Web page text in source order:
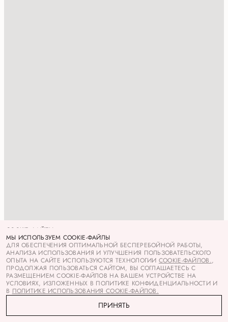
COOKIE ФАЙЛЫ
НАЖИМАЯ КНОПКУ «ПРИНИМАЮ», ВЫ ДАЕТЕ
ОБРАБОТКУ ВАШИХ ПЕРСОНАЛЬНЫХ ДАННЫХ, СОБИРАЕМЫХ С
ПОМОЩЬЮ ФАЙЛОВ COOKIE И СЕРВИСОВ СБОРА ТЕХНИЧЕСКИХ
ДАННЫХ ПОСЕТИТЕЛЕЙ, С ЦЕЛЬЮ ПРОДВИЖЕНИЯ ТОВАРОВ, РАБОТ,
УСЛУГ НА РЫНКЕ (А ИМЕННО: АДМИНИСТРИРОВАНИЯ И
УЛУЧШЕНИЯ САЙТА). ВЫ МОЖЕТЕ ЗАПРЕТИТЬ СОХРАНЕНИЕ ФАЙЛОВ
COOKIE В НАСТРОЙКАХ ВАШЕГО БРАУЗЕРА.ПОЛИТИКА В
ОТНОШЕНИИ ОБРАБОТКИ ПЕРСОНАЛЬНЫХ ДАННЫХ
ПРИНЯТЬ
МЫ ИСПОЛЬЗУЕМ COOKIE-ФАЙЛЫ
ДЛЯ ОБЕСПЕЧЕНИЯ ОПТИМАЛЬНОЙ БЕСПЕРЕБОЙНОЙ РАБОТЫ,
АНАЛИЗА ИСПОЛЬЗОВАНИЯ И УЛУЧШЕНИЯ ПОЛЬЗОВАТЕЛЬСКОГО
ОПЫТА НА САЙТЕ ИСПОЛЬЗУЮТСЯ ТЕХНОЛОГИИ COOKIE-ФАЙЛОВ.,
ПРОДОЛЖАЯ ПОЛЬЗОВАТЬСЯ САЙТОМ, ВЫ СОГЛАШАЕТЕСЬ С
РАЗМЕЩЕНИЕМ COOKIE-ФАЙЛОВ НА ВАШЕМ УСТРОЙСТВЕ НА
УСЛОВИЯХ, ИЗЛОЖЕННЫХ В ПОЛИТИКЕ КОНФИДЕНЦИАЛЬНОСТИ И
В ПОЛИТИКЕ ИСПОЛЬЗОВАНИЯ COOKIE-ФАЙЛОВ.
ПРИНЯТЬ